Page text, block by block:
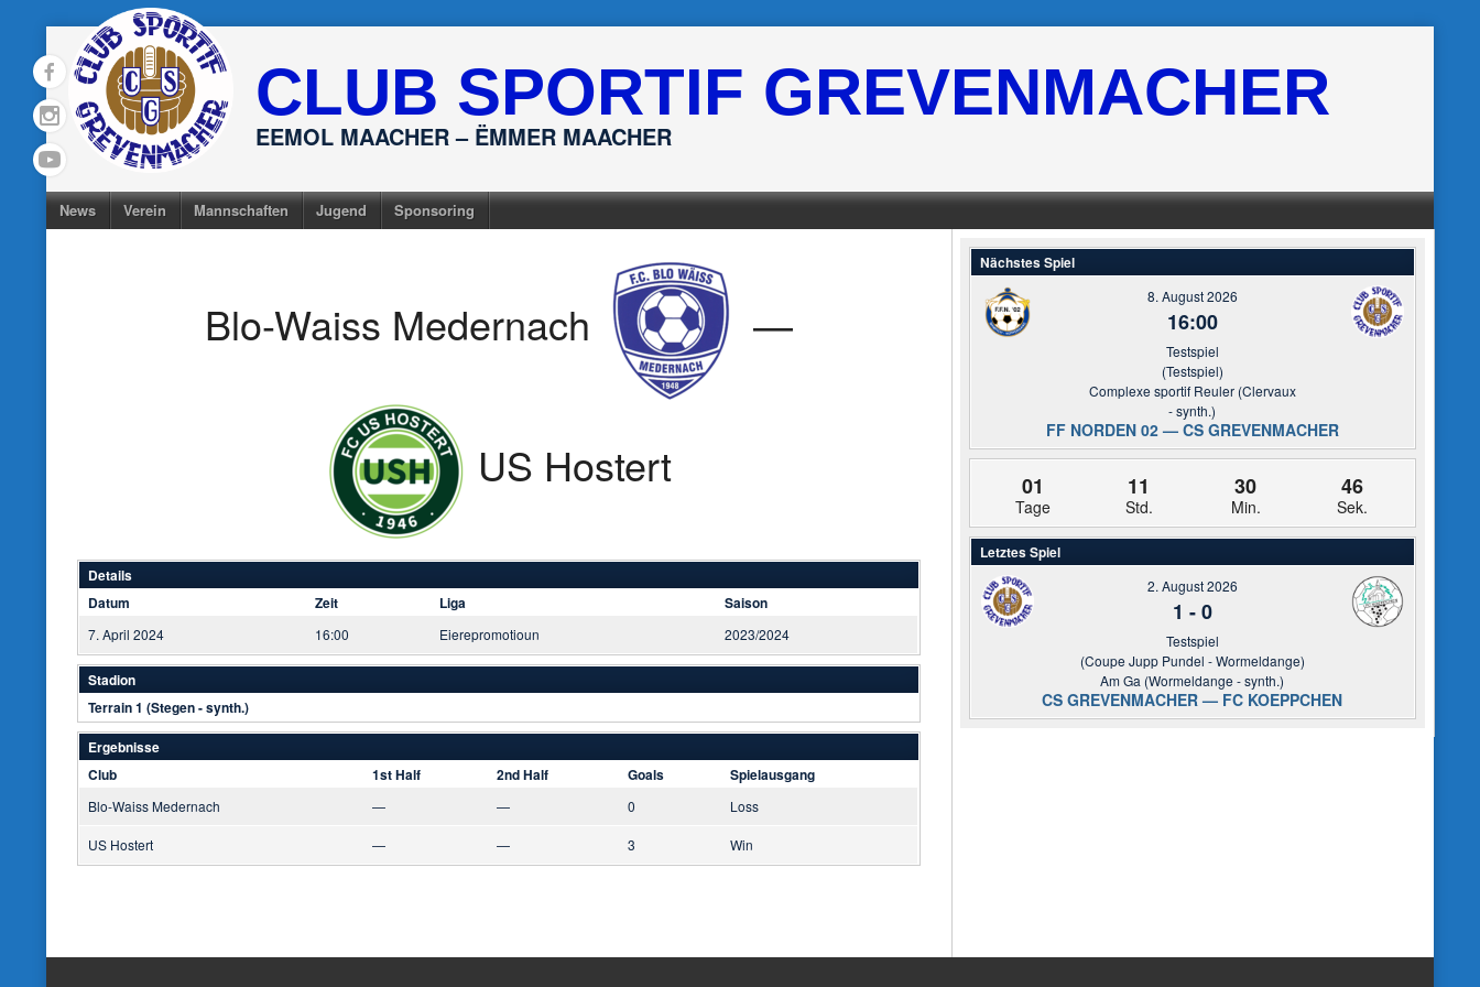
to
content
CLUB SPORTIF GREVENMACHER
EEMOL MAACHER – ËMMER MAACHER
News Verein Mannschaften Jugend Sponsoring
Blo-Waiss Medernach —
US Hostert
Details
Datum
Zeit Liga Saison
7. April 2024 16:00 Eierepromotioun 2023/2024
Stadion
Terrain 1 (Stegen - synth.)
Ergebnisse
Club
1st Half 2nd Half Goals Spielausgang
Blo-Waiss Medernach — — 0 Loss
US Hostert — — 3 Win
Nächstes Spiel
8. August 2026
16:00
Testspiel
(Testspiel)
Complexe sportif Reuler (Clervaux
- synth.)
FF NORDEN 02 — CS GREVENMACHER
01
Tage
11
Std.
30
Min.
45
Sek.
Letztes Spiel
2. August 2026
1 -0
Testspiel
(Coupe Jupp Pundel - Wormeldange)
Am Ga (Wormeldange - synth.)
CS GREVENMACHER — FC KOEPPCHEN